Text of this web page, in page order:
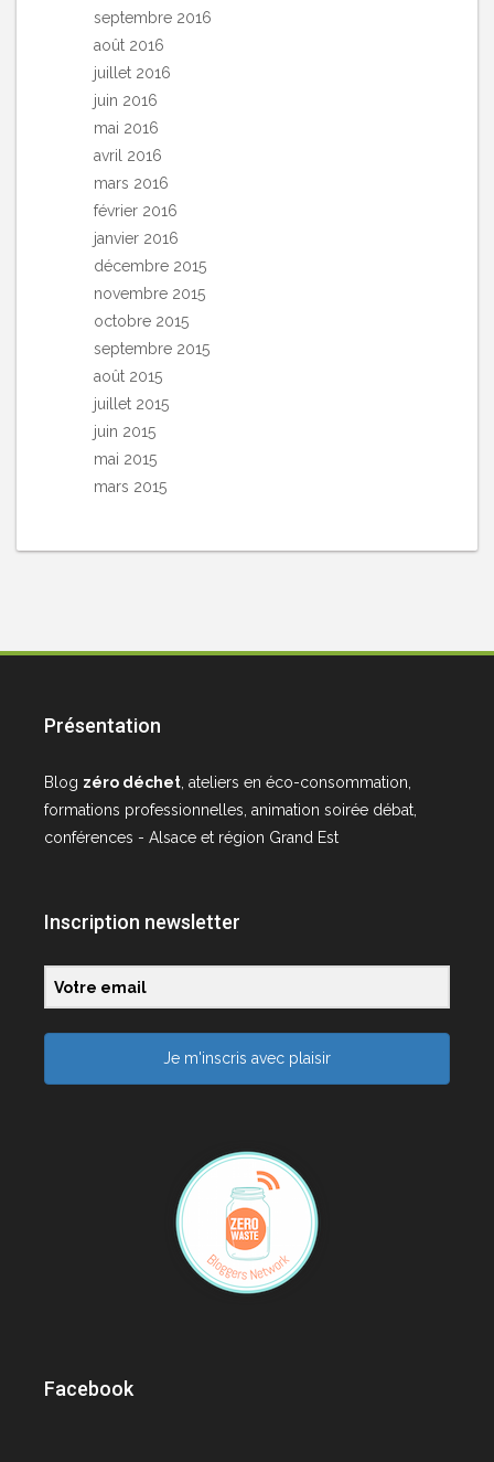
septembre 2016
août 2016
juillet 2016
juin 2016
mai 2016
avril 2016
mars 2016
février 2016
janvier 2016
décembre 2015
novembre 2015
octobre 2015
septembre 2015
août 2015
juillet 2015
juin 2015
mai 2015
mars 2015
Présentation
Blog zéro déchet, ateliers en éco-consommation,
formations professionnelles, animation soirée débat,
conférences - Alsace et région Grand Est
Inscription newsletter
Je m'inscris avec plaisir
Facebook